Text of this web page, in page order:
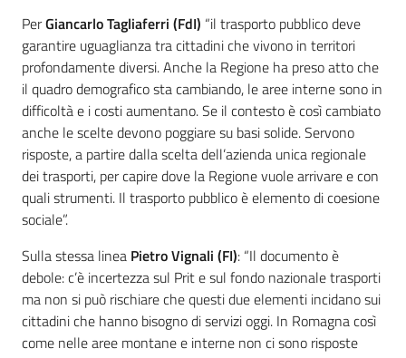
PerGiancarlo Tagliaferri (FdI) “il trasporto pubblico deve
garantire uguaglianza tra cittadini che vivono in territori
profondamente diversi. Anche la Regione ha preso atto che
il quadro demografico sta cambiando, le aree interne sono in
difficoltà e i costi aumentano. Se il contesto è così cambiato
anche le scelte devono poggiare su basi solide. Servono
risposte, a partire dalla scelta dell’azienda unica regionale
dei trasporti, per capire dove la Regione vuole arrivare e con
quali strumenti. Il trasporto pubblico è elemento di coesione
sociale”.
Sulla stessa linea Pietro Vignali (FI): “Il documento è
debole: c’è incertezza sul Prit e sul fondo nazionale trasporti
ma non si può rischiare che questi due elementi incidano sui
cittadini che hanno bisogno di servizi oggi. In Romagna così
come nelle aree montane e interne non ci sono risposte